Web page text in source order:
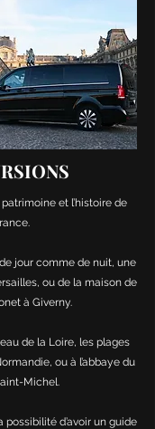
et l’histoire de
jour comme de nuit, une
ou de la maison de
à Giverny.
de la Loire, les plages
ou à l’abbaye du
Michel.
possibilité d’avoir un guide